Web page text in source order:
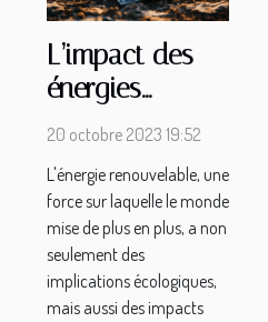
L’impact des
énergies
renouvelables
globale
20 octobre 2023 19:52
L'énergie renouvelable, une
force sur laquelle le monde
mise de plus en plus, a non
seulement des
implications écologiques,
mais aussi des impacts